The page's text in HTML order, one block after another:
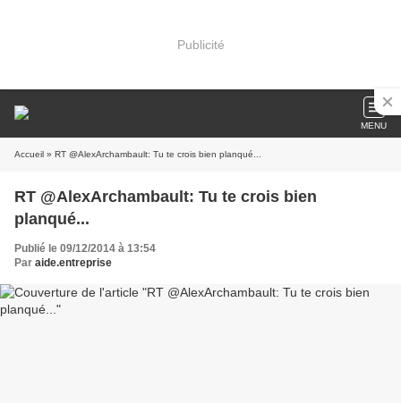
Publicité
MENU
Accueil » RT @AlexArchambault: Tu te crois bien planqué...
RT @AlexArchambault: Tu te crois bien
planqué...
Publié le 09/12/2014 à 13:54
Par aide.entreprise